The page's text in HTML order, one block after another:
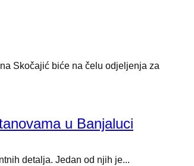
Skočajić biće na čelu odjeljenja za
u Banjaluci
detalja. Jedan od njih je...